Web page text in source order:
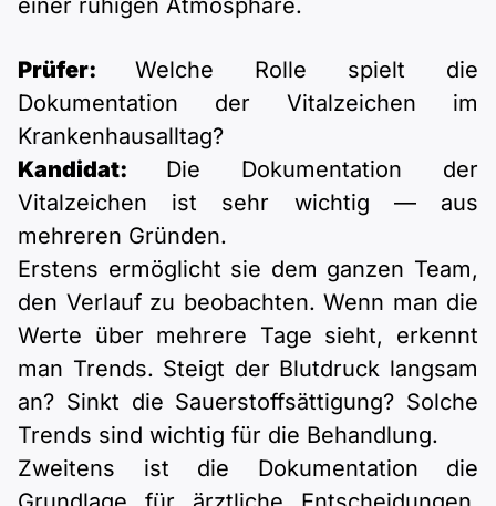
einer ruhigen Atmosphäre.
Prüfer: Welche Rolle spielt die
Dokumentation der Vitalzeichen im
Krankenhausalltag?
Kandidat: Die Dokumentation der
Vitalzeichen ist sehr wichtig — aus
mehreren Gründen.
Erstens ermöglicht sie dem ganzen Team,
den Verlauf zu beobachten. Wenn man die
Werte über mehrere Tage sieht, erkennt
man Trends. Steigt der Blutdruck langsam
an? Sinkt die Sauerstoffsättigung? Solche
Trends sind wichtig für die Behandlung.
Zweitens ist die Dokumentation die